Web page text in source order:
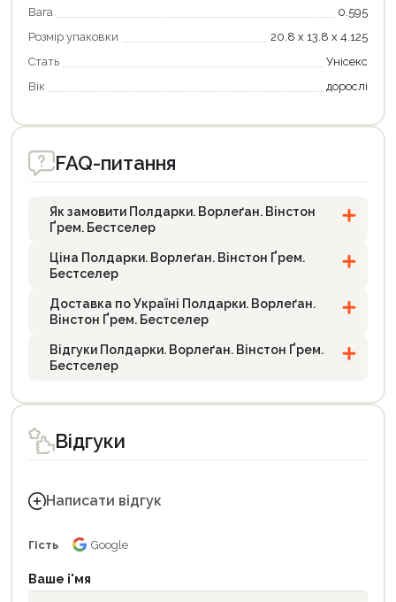
Вага
0.595
Розмір упаковки
20.8 х 13.8 х 4.125
Стать
Унісекс
Вік
дорослі
FAQ-питання
Як замовити Полдарки. Ворлеґан. Вінстон
Ґрем. Бестселер
Ціна Полдарки. Ворлеґан. Вінстон Ґрем.
Бестселер
Доставка по Україні Полдарки. Ворлеґан.
Вінстон Ґрем. Бестселер
Відгуки Полдарки. Ворлеґан. Вінстон Ґрем.
Бестселер
Відгуки
Написати відгук
Гість Google
Ваше і'мя